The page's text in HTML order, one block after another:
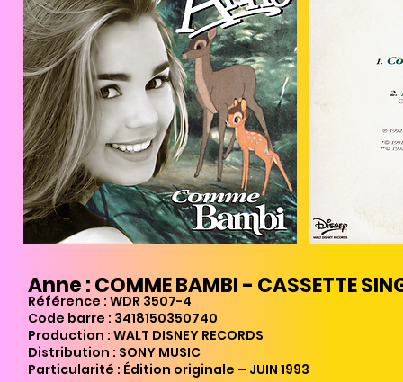
Anne : COMME BAMBI - CASSETTE
Référence : WDR 3507-4
Code barre : 3418150350740
Production : WALT DISNEY RECORDS
Distribution : SONY MUSIC
Particularité : Édition originale – JUIN 1993